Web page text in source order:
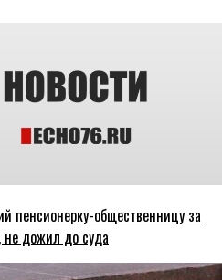
пенсионерку-общественницу за
дожил до суда